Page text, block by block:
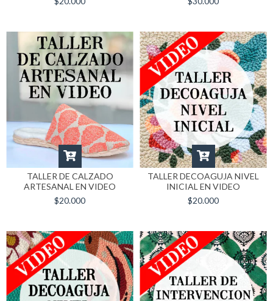
TALLER DE CALZADO
ARTESANAL EN VIDEO
$20.000
TALLER DECOAGUJA NIVEL
INICIAL EN VIDEO
$20.000